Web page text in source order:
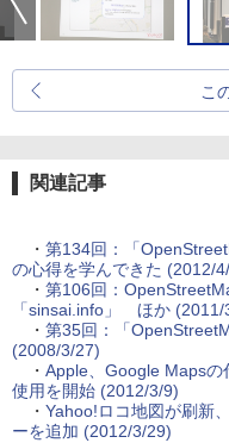
こ
関連記事
・ 第134回：「
の心得を学んできた (2012/
・ 第106回：
「sinsai.info」 ほか (2011/
・ 第35回：「
(2008/3/27)
・ Apple、Google Maps
使用を開始 (2012/3/9)
・ Yahoo!ロコ地図が刷新
ーを追加 (2012/3/29)